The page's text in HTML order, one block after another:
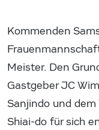
Kommenden
Meister. Den
Gastgeber JC
Sanjindo und
Shiai-do für sich